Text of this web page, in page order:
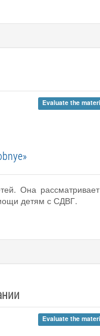
Evaluate the
Она
детям с СДВГ.
Evaluate the